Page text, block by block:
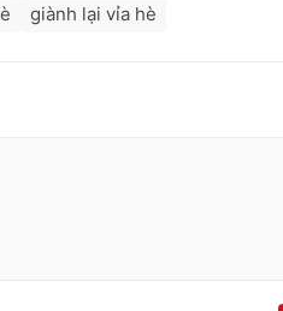
giành lại vỉa hè